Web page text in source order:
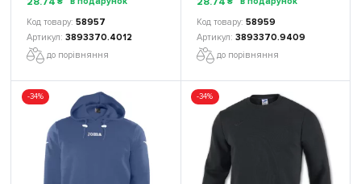
58957
3893370.4012
до порівняння
58959
3893370.9409
до порівняння
-34% -34%